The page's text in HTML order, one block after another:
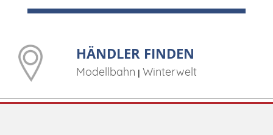
HÄNDLER FINDEN
Modellbahn | Winterwelt